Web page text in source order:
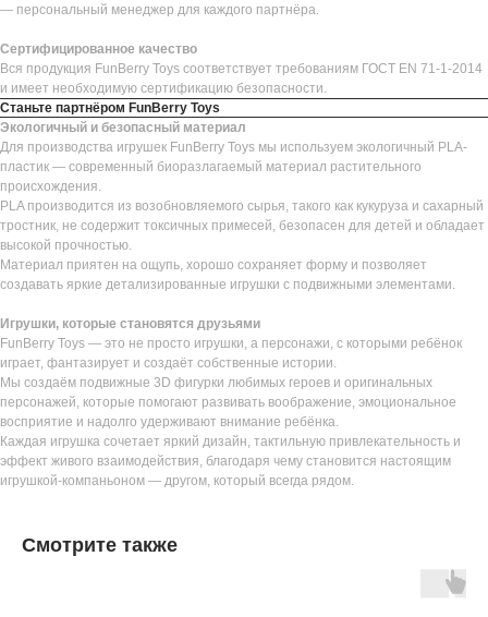
— персональный менеджер для каждого партнёра.
Сертифицированное качество
Вся продукция FunBerry Toys соответствует требованиям ГОСТ EN 71-1-2014
и имеет необходимую сертификацию безопасности.
Станьте партнёром FunBerry Toys
Экологичный и безопасный материал
Для производства игрушек FunBerry Toys мы используем экологичный PLA-
пластик — современный биоразлагаемый материал растительного
происхождения.
PLA производится из возобновляемого сырья, такого как кукуруза и сахарный
тростник, не содержит токсичных примесей, безопасен для детей и обладает
высокой прочностью.
Материал приятен на ощупь, хорошо сохраняет форму и позволяет
создавать яркие детализированные игрушки с подвижными элементами.
Игрушки, которые становятся друзьями
FunBerry Toys — это не просто игрушки, а персонажи, с которыми ребёнок
играет, фантазирует и создаёт собственные истории.
Мы создаём подвижные 3D фигурки любимых героев и оригинальных
персонажей, которые помогают развивать воображение, эмоциональное
восприятие и надолго удерживают внимание ребёнка.
Каждая игрушка сочетает яркий дизайн, тактильную привлекательность и
эффект живого взаимодействия, благодаря чему становится настоящим
игрушкой-компаньоном — другом, который всегда рядом.
Смотрите также